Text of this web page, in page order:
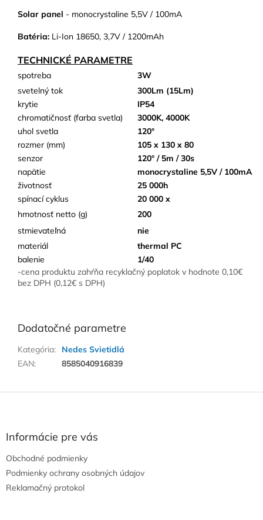
Solar panel - monocrystaline 5,5V / 100mA
Batéria: Li-Ion 18650, 3,7V / 1200mAh
TECHNICKÉ PARAMETRE
spotreba 3W
svetelný tok
300Lm (15Lm)
krytie
IP54
chromatičnosť (farba svetla)
3000K, 4000K
uhol svetla
120°
rozmer (mm)
105 x 130 x 80
senzor
120° / 5m / 30s
napätie
monocrystaline 5,5V / 100mA
životnosť
25 000h
spínací cyklus
20 000 x
hmotnosť netto (g)
200
stmievateľná
nie
materiál
thermal PC
balenie
1/40
-cena produktu zahŕňa recyklačný poplatok v hodnote 0,10€
bez DPH (0,12€ s DPH)
Dodatočné parametre
Kategória:
Nedes Svietidlá
EAN: 8585040916839
Informácie pre vás
Obchodné podmienky
Podmienky ochrany osobných údajov
Reklamačný protokol